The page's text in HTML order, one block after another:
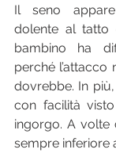
Il seno
dolente al
bambino ha
perché
dovrebbe. In
con facilità
ingorgo. A volte
sempre inferiore